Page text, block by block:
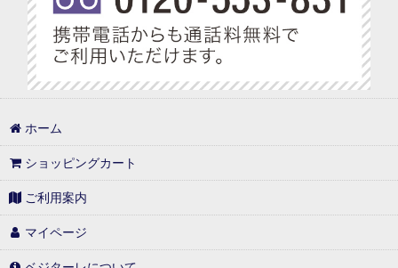
ホーム
ショッピングカート
ご利用案内
マイページ